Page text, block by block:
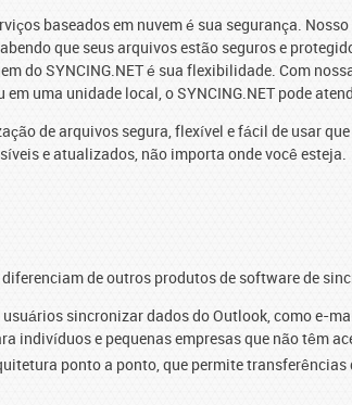
baseados em nuvem é sua segurança.
que seus arquivos estão seguros e
do SYNCING.NET é sua flexibilidade. Com
uma unidade local, o SYNCING.NET pode
de arquivos segura, flexível e fácil de usar
e atualizados, não importa onde você esteja.
de outros produtos de software de
usuários sincronizar dados do Outlook, como e-
indivíduos e pequenas empresas que não têm
ponto a ponto, que permite